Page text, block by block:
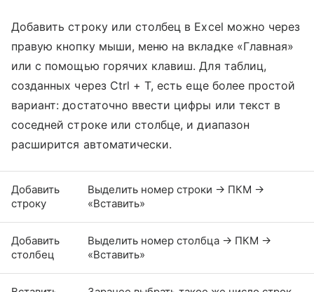
Добавить строку или столбец в Excel можно через
правую кнопку мыши, меню на вкладке «Главная»
или с помощью горячих клавиш. Для таблиц,
созданных через Ctrl + T, есть еще более простой
вариант: достаточно ввести цифры или текст в
соседней строке или столбце, и диапазон
расширится автоматически.
Добавить
строку
Выделить номер строки → ПКМ →
«Вставить»
Добавить
столбец
Выделить номер столбца → ПКМ →
«Вставить»